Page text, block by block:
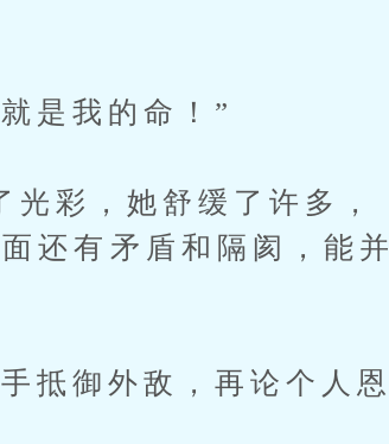
我的命！”
，她舒缓了许多，
还有矛盾和隔阂，能并
御外敌，再论个人恩